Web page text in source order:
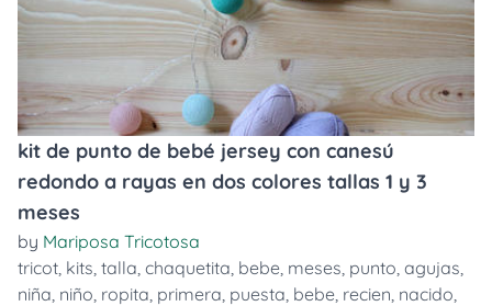
kit de punto de bebé jersey con canesú
redondo a rayas en dos colores tallas 1 y 3
meses
by Mariposa Tricotosa
tricot, kits, talla, chaquetita, bebe, meses, punto, agujas,
niña, niño, ropita, primera, puesta, bebe, recien, nacido,